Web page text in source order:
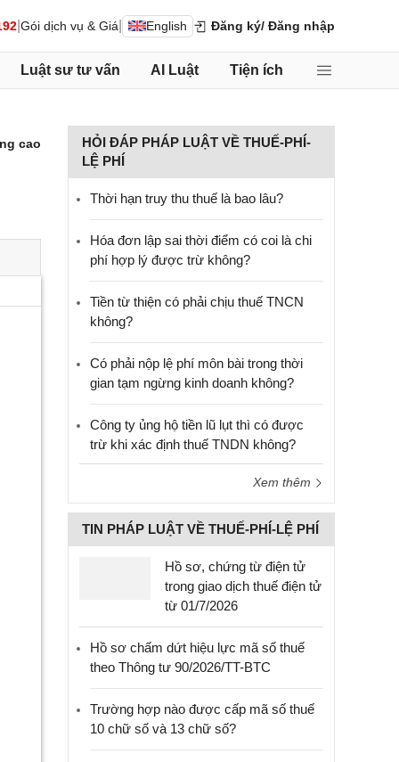
Gói dịch vụ & Giá English Đăng ký/ Đăng nhập
Luật sư tư vấn AI Luật Tiện ích
cao
HỎI ĐÁP PHÁP LUẬT VỀ THUẾ-PHÍ-
LỆ PHÍ
Thời hạn truy thu thuế là bao lâu?
Hóa đơn lập sai thời điểm có coi là chi
phí hợp lý được trừ không?
Tiền từ thiện có phải chịu thuế TNCN
không?
Có phải nộp lệ phí môn bài trong thời
gian tạm ngừng kinh doanh không?
Công ty ủng hộ tiền lũ lụt thì có được
trừ khi xác định thuế TNDN không?
Xem thêm
TIN PHÁP LUẬT VỀ THUẾ-PHÍ-LỆ PHÍ
Hồ sơ, chứng từ điện tử
trong giao dịch thuế điện tử
từ 01/7/2026
Hồ sơ chấm dứt hiệu lực mã số thuế
theo Thông tư 90/2026/TT-BTC
Trường hợp nào được cấp mã số thuế
10 chữ số và 13 chữ số?